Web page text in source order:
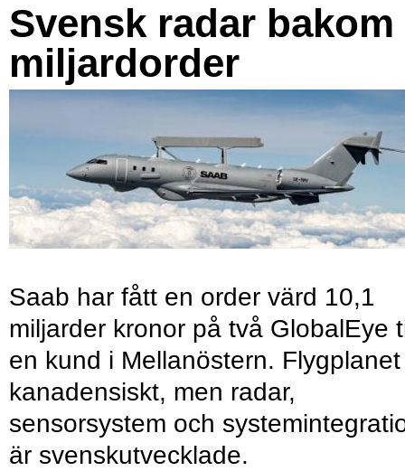
Svensk radar bakom
miljardorder
Saab har fått en order värd 10,1
miljarder kronor på två GlobalEye
en kund i Mellanöstern.
kanadensiskt, men radar,
sensorsystem och
är svenskutvecklade.